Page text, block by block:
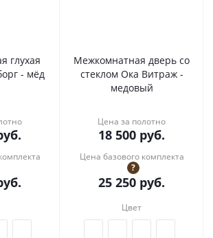
глухая
- мёд
Межкомнатная дверь со
стеклом Ока Витраж -
медовый
Цена за полотно
18 500 руб.
Цена базового комплекта
?
25 250 руб.
Цвет